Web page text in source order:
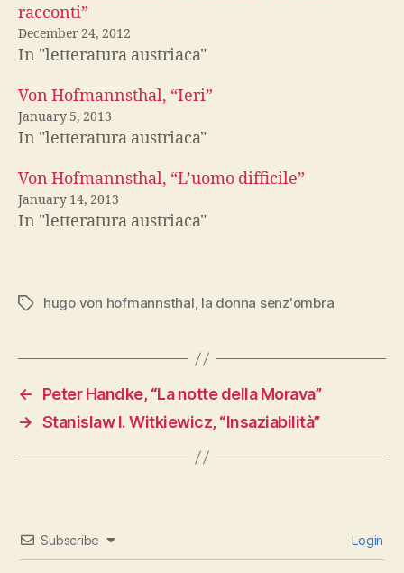
racconti”
December 24, 2012
In "letteratura austriaca"
Von Hofmannsthal, “Ieri”
January 5, 2013
In "letteratura austriaca"
Von Hofmannsthal, “L’uomo difficile”
January 14, 2013
In "letteratura austriaca"
Tagshugo von hofmannsthal, la donna senz'ombra
←
Peter Handke, “La notte della Morava”
→ Stanislaw I. Witkiewicz, “Insaziabilità”
Subscribe Login